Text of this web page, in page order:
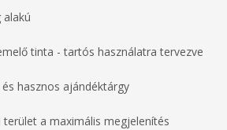
tinta - tartós használatra tervezve
hasznos ajándéktárgy
a maximális megjelenítés